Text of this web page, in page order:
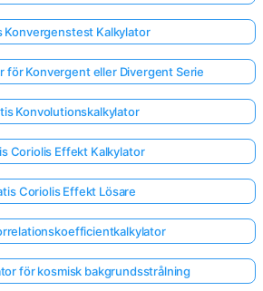
Konvergenstest Kalkylator
för Konvergent eller Divergent Serie
Konvolutionskalkylator
Coriolis Effekt Kalkylator
Coriolis Effekt Lösare
för kosmisk bakgrundsstrålning